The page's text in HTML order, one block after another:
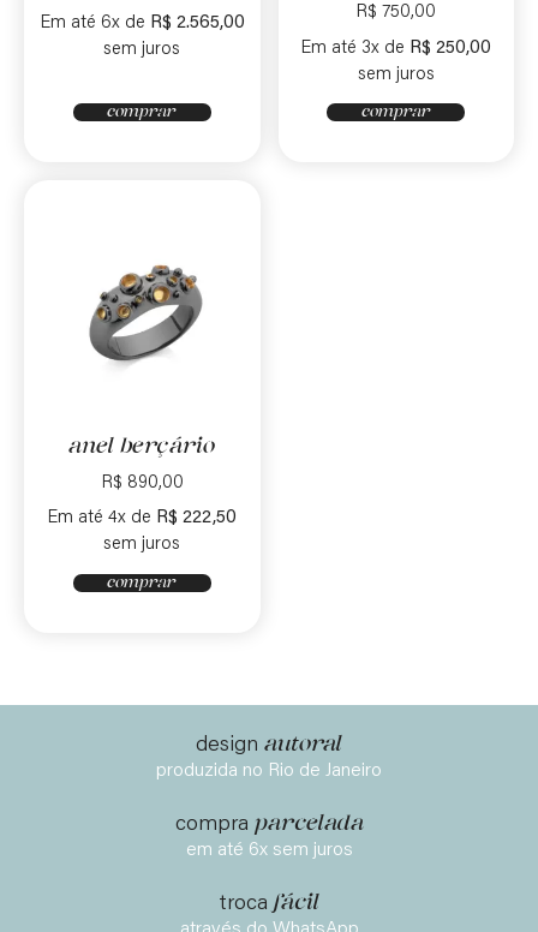
Em até 6x de R$ 2.565,00
sem juros
comprar
R$ 750,00
Em até 3x de R$ 250,00
sem juros
comprar
anel berçário
R$ 890,00
Em até 4x de R$ 222,50
sem juros
comprar
design autoral
produzida no Rio de Janeiro
compra parcelada
em até 6x sem juros
troca fácil